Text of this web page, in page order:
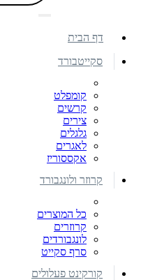
דף הבית
סקייטבורד
קומפלט
קרשים
צירים
גלגלים
לאגרים
אקססוריז
קרוזר ולונגבורד
כל המוצרים
קרוזרים
לונגבורדים
סרף סקייט
קורקינט פעלולים